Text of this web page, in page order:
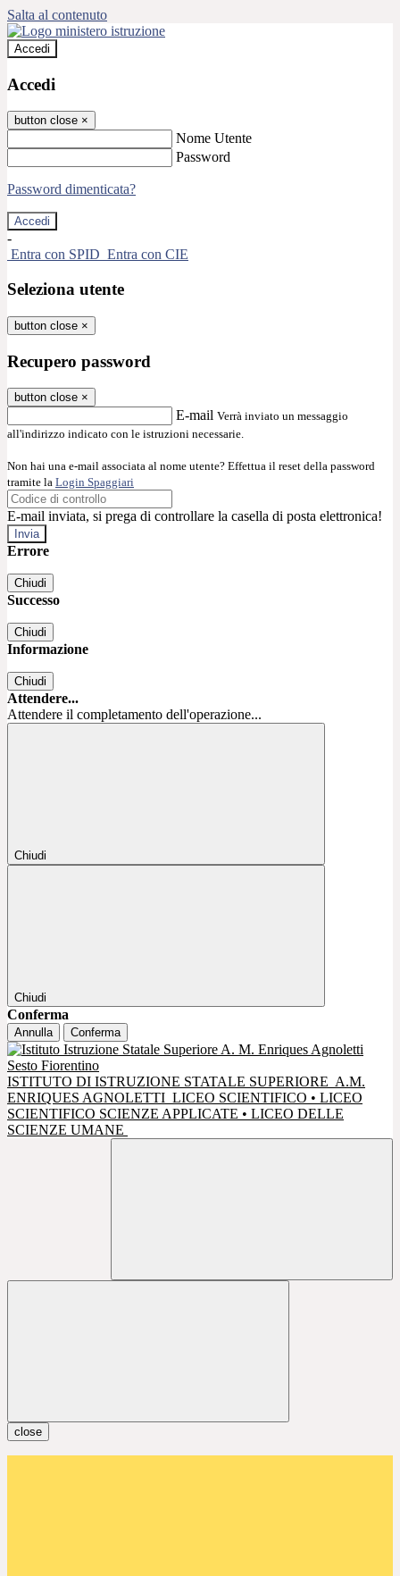
Salta al contenuto
Accedi
Accedi
button close ×
Nome Utente
Password
Password dimenticata?
-
Entra con SPID Entra con CIE
Seleziona utente
button close ×
Recupero password
button close ×
E-mail Verrà inviato un messaggio
all'indirizzo indicato con le istruzioni necessarie.
Non hai una e-mail associata al nome utente? Effettua il reset della password
tramite la Login Spaggiari
E-mail inviata, si prega di controllare la casella di posta elettronica!
Errore
Chiudi
Successo
Chiudi
Informazione
Chiudi
Attendere...
Attendere il completamento dell'operazione...
Chiudi
Chiudi
Conferma
Annulla Conferma
ISTITUTO DI ISTRUZIONE STATALE SUPERIORE A.M.
ENRIQUES AGNOLETTI LICEO SCIENTIFICO • LICEO
SCIENTIFICO SCIENZE APPLICATE • LICEO DELLE
SCIENZE UMANE
close